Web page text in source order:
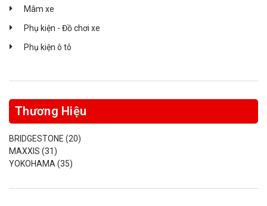
Mâm xe
Phụ kiện - Đồ chơi xe
Phụ kiện ô tô
Thương Hiệu
BRIDGESTONE (20)
MAXXIS (31)
YOKOHAMA (35)